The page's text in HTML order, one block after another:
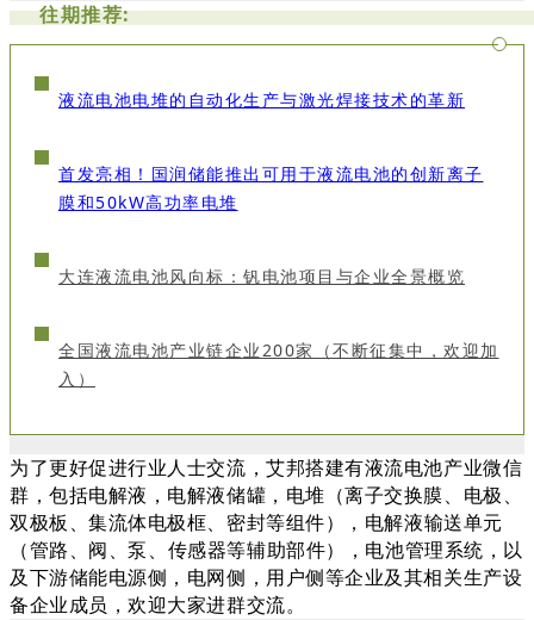
往期推荐:
液流电池电堆的自动化生产与激光焊接技术的革新
首发亮相！国润储能推出可用于液流电池的创新离子
膜和50kW高功率电堆
大连液流电池风向标：钒电池项目与企业全景概览
全国液流电池产业链企业200家（不断征集中，欢迎加
入）
为了更好促进行业人士交流，艾邦搭建有液流电池产业微信
群，包括电解液，电解液储罐， 电堆（离子交换膜、电极、
双极板、集流体电极框、密封等组件）， 电解液输送单元
（管路、阀、泵、传感器等辅助部件），电池管理系统，以
及下游储能电源侧，电网侧，用户侧等企业及其相关生产设
备企业成员，欢迎大家进群交流。